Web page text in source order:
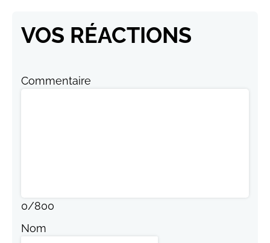
VOS RÉACTIONS
Commentaire
0/800
Nom